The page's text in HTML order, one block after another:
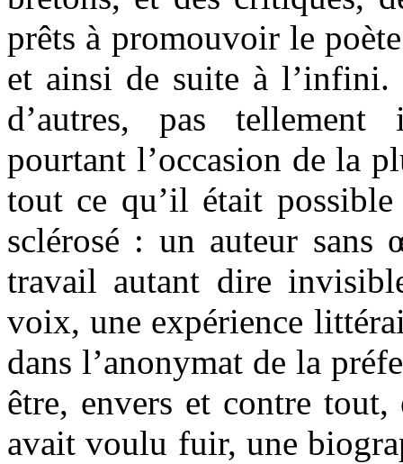
prêts à promouvoir le
et ainsi de suite à
d’autres, pas
pourtant l’occasion de la
tout ce qu’il était
sclérosé : un auteur sans
travail autant dire
voix, une expérience
dans l’anonymat de la
être, envers et contre
avait voulu fuir, une